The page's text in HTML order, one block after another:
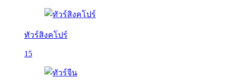
ทัวร์สิงคโปร์
15